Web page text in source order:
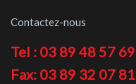
Contactez-nous
Tel : 03 89 48 57 69
Fax: 03 89 32 07 81